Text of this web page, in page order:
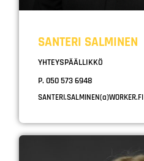
SANTERI SALMINEN
YHTEYSPÄÄLLIKKÖ
P. 050 573 6948
SANTERI.SALMINEN(a)WORKER.FI